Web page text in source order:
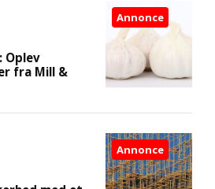
Oplev
fra Mill &
Annonce
Annonce